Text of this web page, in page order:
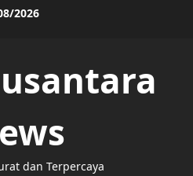
2026
dan Terpercaya